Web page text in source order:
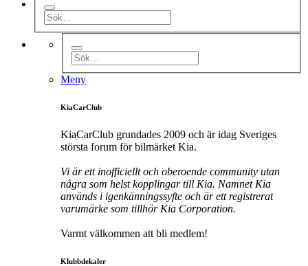
Meny
KiaCarClub
KiaCarClub grundades 2009 och är idag Sveriges
största forum för bilmärket Kia.
Vi är ett inofficiellt och oberoende community utan
några som helst kopplingar till Kia. Namnet Kia
används i igenkänningssyfte och är ett registrerat
varumärke som tillhör Kia Corporation.
Varmt välkommen att bli medlem!
Klubbdekaler